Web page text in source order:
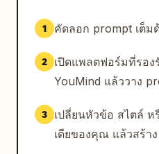
1 คัดลอก prompt เต็ม
2
เปิดแพลตฟอร์มที่รอง
YouMind แล้ววาง
3
เปลี่ยนหัวข้อ สไตล์ ห
เดียของคุณ แล้วสร้าง